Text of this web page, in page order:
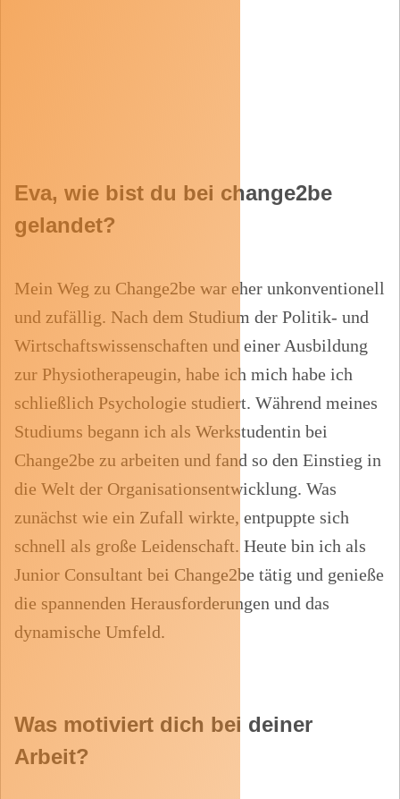
Eva, wie bist du bei change2be
gelandet?
Mein Weg zu Change2be war eher unkonventionell
und zufällig. Nach dem Studium der Politik- und
Wirtschaftswissenschaften und einer Ausbildung
zur Physiotherapeugin, habe ich mich habe ich
schließlich Psychologie studiert. Während meines
Studiums begann ich als Werkstudentin bei
Change2be zu arbeiten und fand so den Einstieg in
die Welt der Organisationsentwicklung. Was
zunächst wie ein Zufall wirkte, entpuppte sich
schnell als große Leidenschaft. Heute bin ich als
Junior Consultant bei Change2be tätig und genieße
die spannenden Herausforderungen und das
dynamische Umfeld.
Was motiviert dich bei deiner
Arbeit?